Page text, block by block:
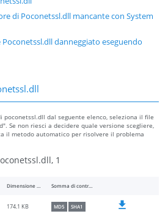
di Poconetssl.dll mancante con System
danneggiato eseguendo
dal seguente elenco, seleziona il file
Se non riesci a decidere quale versione scegliere,
il metodo automatico per risolvere il problema
1
Dimensione del file Somma di controllo
174.1 KB MD5 SHA1